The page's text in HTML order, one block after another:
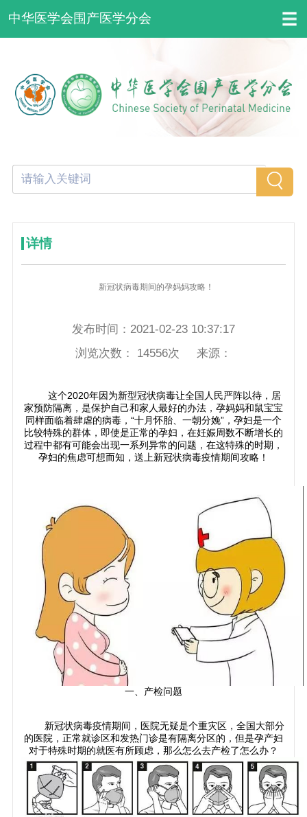
中华医学会围产医学分会
详情
新冠状病毒期间的孕妈妈攻略！
发布时间： 2021-02-23 10:37:17
浏览次数： 14556次 来源：
这个2020年因为新型冠状病毒让全国人民严阵以待，居
家预防隔离，是保护自己和家人最好的办法，孕妈妈和鼠宝宝
同样面临着肆虐的病毒，“十月怀胎、一朝分娩”，孕妇是一个
比较特殊的群体，即使是正常的孕妇，在妊娠周数不断增长的
过程中都有可能会出现一系列异常的问题，在这特殊的时期，
孕妇的焦虑可想而知，送上新冠状病毒疫情期间攻略！
一、产检问题
新冠状病毒疫情期间，医院无疑是个重灾区，全国大部分
的医院，正常就诊区和发热门诊是有隔离分区的，但是孕产妇
对于特殊时期的就医有所顾虑，那么怎么去产检了怎么办？